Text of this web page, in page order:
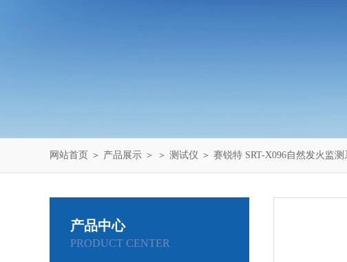
网站首页 ＞ 产品展示 ＞ ＞ 测试仪 ＞ 赛锐特 SRT-X096自然发火监
产品中心
PRODUCT CENTER